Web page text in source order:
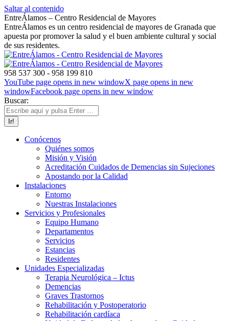
Saltar al contenido
EntreÁlamos – Centro Residencial de Mayores
EntreÁlamos es un centro residencial de mayores de Granada que
apuesta por promover la salud y el buen ambiente cultural y social
de sus residentes.
958 537 300 - 958 199 810
YouTube page opens in new windowX page opens in new
windowFacebook page opens in new window
Buscar:
Conócenos
Quiénes somos
Misión y Visión
Acreditación Cuidados de Demencias sin Sujeciones
Apostando por la Calidad
Instalaciones
Entorno
Nuestras Instalaciones
Servicios y Profesionales
Equipo Humano
Departamentos
Servicios
Estancias
Residentes
Unidades Especializadas
Terapia Neurológica – Ictus
Demencias
Graves Trastornos
Rehabilitación y Postoperatorio
Rehabilitación cardíaca